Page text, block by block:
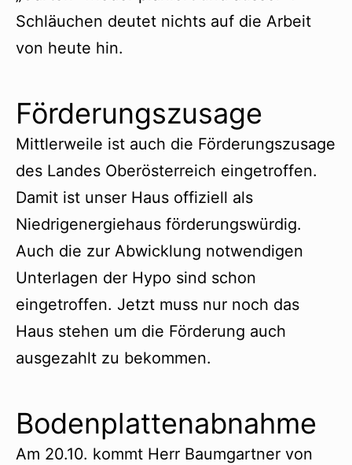
Schläuchen deutet nichts auf die Arbeit
von heute hin.
Förderungszusage
Mittlerweile ist auch die Förderungszusage
des Landes Oberösterreich eingetroffen.
Damit ist unser Haus offiziell als
Niedrigenergiehaus förderungswürdig.
Auch die zur Abwicklung notwendigen
Unterlagen der Hypo sind schon
eingetroffen. Jetzt muss nur noch das
Haus stehen um die Förderung auch
ausgezahlt zu bekommen.
Bodenplattenabnahme
Am 20.10. kommt Herr Baumgartner von